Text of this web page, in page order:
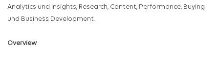
Analytics und Insights, Research, Content, Performance, Buying
und Business Development.
Overview